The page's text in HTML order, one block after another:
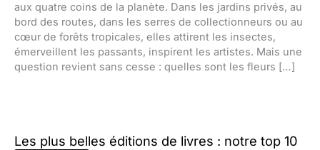
aux quatre coins de la planète. Dans les jardins privés, au
bord des routes, dans les serres de collectionneurs ou au
cœur de forêts tropicales, elles attirent les insectes,
émerveillent les passants, inspirent les artistes. Mais une
question revient sans cesse : quelles sont les fleurs […]
Les plus belles éditions de livres : notre top 10